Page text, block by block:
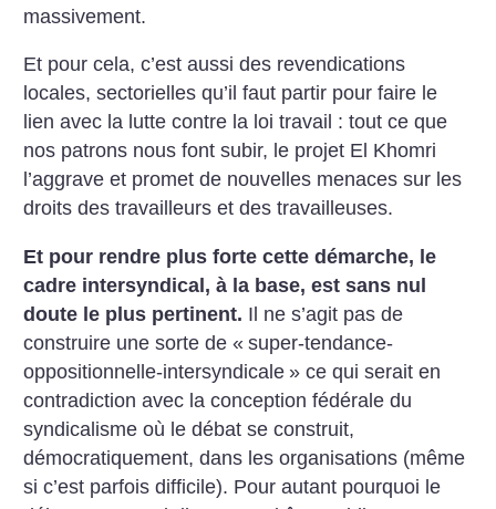
massivement.
Et pour cela, c’est aussi des revendications
locales, sectorielles qu’il faut partir pour faire le
lien avec la lutte contre la loi travail : tout ce que
nos patrons nous font subir, le projet El Khomri
l’aggrave et promet de nouvelles menaces sur les
droits des travailleurs et des travailleuses.
Et pour rendre plus forte cette démarche, le
cadre intersyndical, à la base, est sans nul
doute le plus pertinent. Il ne s’agit pas de
construire une sorte de « super-tendance-
oppositionnelle-intersyndicale » ce qui serait en
contradiction avec la conception fédérale du
syndicalisme où le débat se construit,
démocratiquement, dans les organisations (même
si c’est parfois difficile). Pour autant pourquoi le